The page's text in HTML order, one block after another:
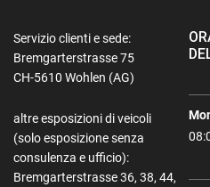
Servizio clienti e sede:
Bremgarterstrasse 75
CH-5610 Wohlen (AG)
altre esposizioni di veicoli
(solo esposizione senza
consulenza e ufficio):
Bremgarterstrasse 36, 38, 44,